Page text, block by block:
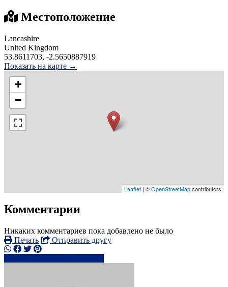
Местоположение
Lancashire
United Kingdom
53.8611703, -2.5650887919
Показать на карте →
+
−
Leaflet | ©OpenStreetMapcontributors
Комментарии
Никаких комментариев пока добавлено не было
Печать
Отправить другу